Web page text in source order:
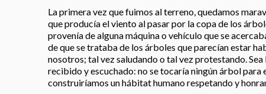
La primera vez que fuimos al terreno, quedamos
que producía el viento al pasar por la copa de los
provenía de alguna máquina o vehículo que se
de que se trataba de los árboles que parecían estar
nosotros; tal vez saludando o tal vez protestando. Sea
recibido y escuchado: no se tocaría ningún árbol
construiríamos un hábitat humano respetando y